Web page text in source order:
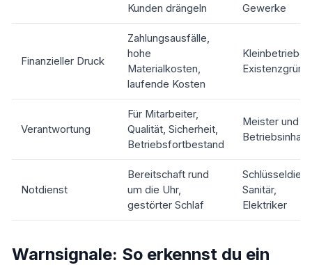
Kunden drängeln
Gewerke
Finanzieller Druck
Zahlungsausfälle,
hohe
Materialkosten,
laufende Kosten
Kleinbetriebe,
Verantwortung
Für Mitarbeiter,
Qualität, Sicherheit,
Betriebsfortbestand
Meister und
Notdienst
Bereitschaft rund
um die Uhr,
gestörter Schlaf
Sanitär,
Elektriker
Warnsignale: So erkennst du ein